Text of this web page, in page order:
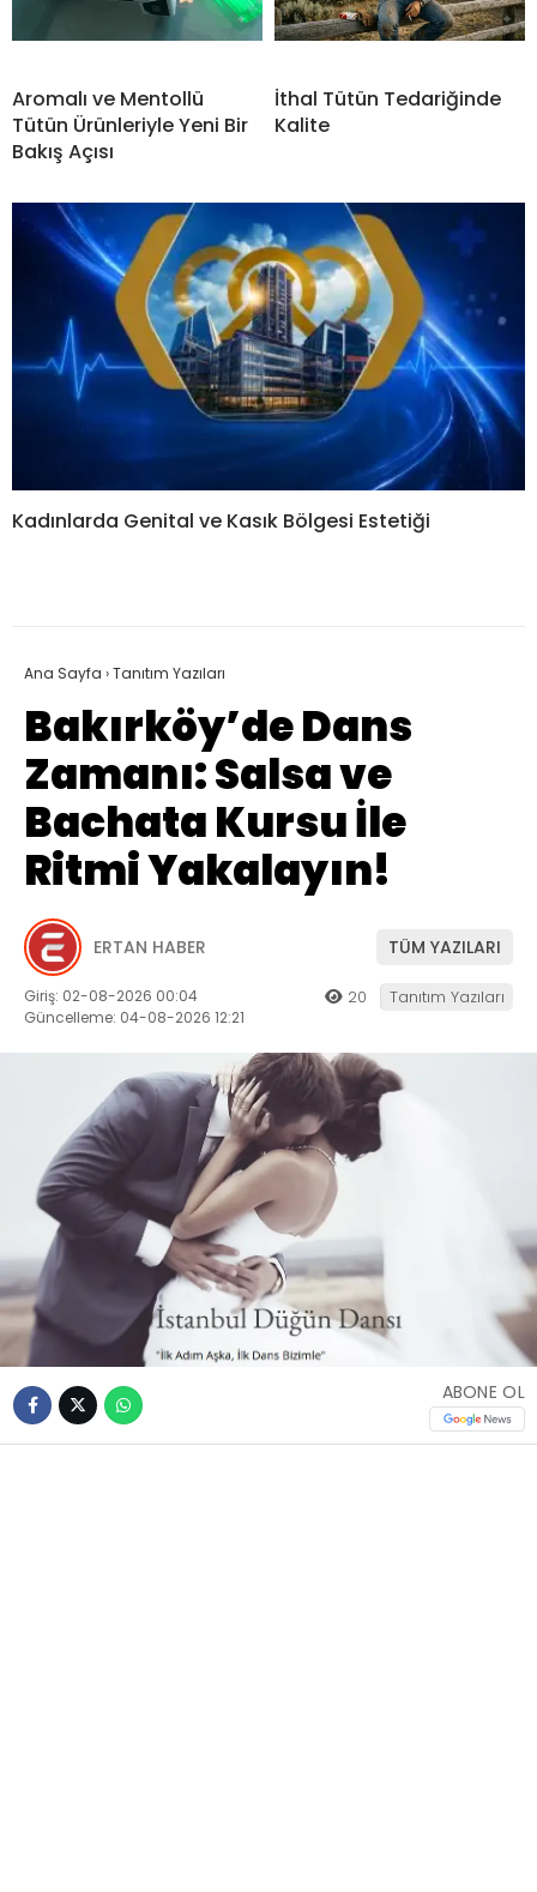
Aromalı ve Mentollü
Tütün Ürünleriyle Yeni Bir
Bakış Açısı
İthal Tütün Tedariğinde
Kalite
Kadınlarda Genital ve Kasık Bölgesi Estetiği
Ana Sayfa ›Tanıtım Yazıları
Bakırköy’de Dans
Zamanı: Salsa ve
Bachata Kursu İle
Ritmi Yakalayın!
ERTAN HABER TÜM YAZILARI
Giriş: 02-08-2026 00:04
Güncelleme: 04-08-2026 12:21
20 Tanıtım Yazıları
ABONE OL